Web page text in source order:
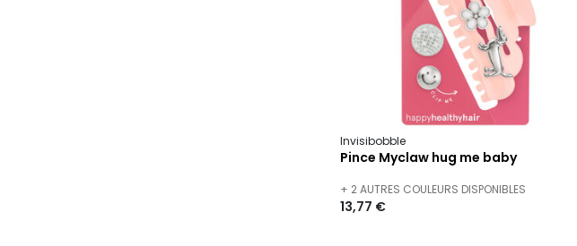
Invisibobble
Pince Myclaw hug me baby
+ 2 AUTRES COULEURS DISPONIBLES
13,77 €